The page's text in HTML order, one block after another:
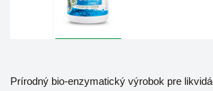
Prírodný bio-enzymatický výrobok pre